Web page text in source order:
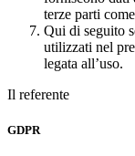
terze parti
Qui di seguito
utilizzati nel
legata all’uso.
Il referente
GDPR